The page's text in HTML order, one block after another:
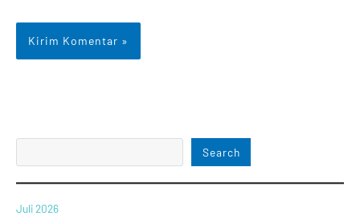
Search
Juli 2026